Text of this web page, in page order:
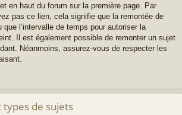
en haut du forum sur la première page. Par
pas ce lien, cela signifie que la remontée de
l’intervalle de temps pour autoriser la
Il est également possible de remonter un sujet
Néanmoins, assurez-vous de respecter les
de sujets